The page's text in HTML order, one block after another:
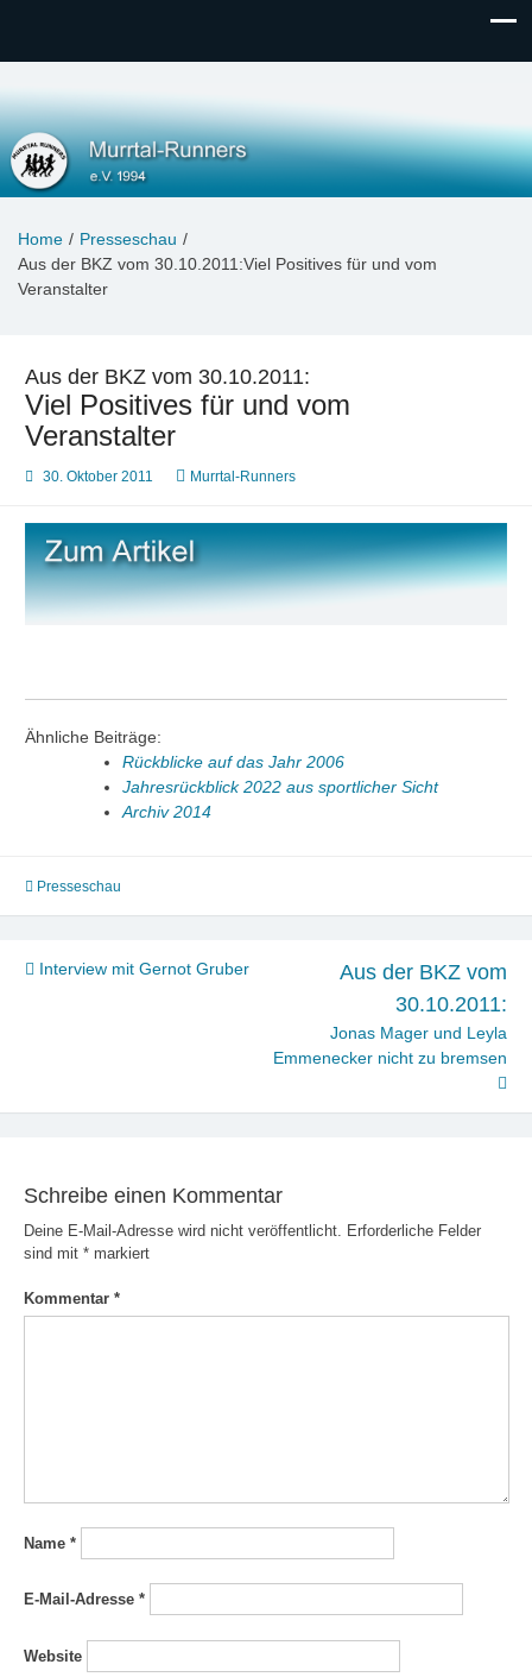
Murrtal-Runners
e.V. 1994
Home
Presseschau
Aus der BKZ vom 30.10.2011:Viel Positives für und vom
Veranstalter
Aus der BKZ vom 30.10.2011:
Viel Positives für und vom
Veranstalter
30. Oktober 2011 Murrtal-Runners
Ähnliche Beiträge:
Rückblicke auf das Jahr 2006
Jahresrückblick 2022 aus sportlicher Sicht
Archiv 2014
Presseschau
Beitragsnavigation
Interview mit Gernot Gruber
Aus der BKZ vom
30.10.2011:
Jonas Mager und Leyla
Emmenecker nicht zu bremsen
Schreibe einen Kommentar
Deine E-Mail-Adresse wird nicht veröffentlicht.
Erforderliche Felder
sind mit *markiert
Kommentar *
Name *
E-Mail-Adresse *
Website